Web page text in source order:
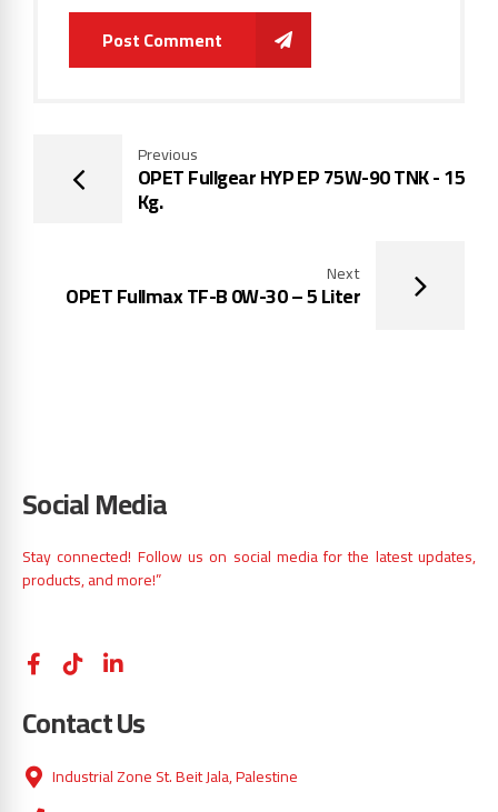
Post Comment
Previous
OPET Fullgear HYP EP 75W-90 TNK - 15
Kg.
Next
OPET Fullmax TF-B 0W-30 – 5 Liter
Social Media
Stay connected! Follow us on social media for the latest updates,
products, and more!”
Contact Us
Industrial Zone St. Beit Jala, Palestine